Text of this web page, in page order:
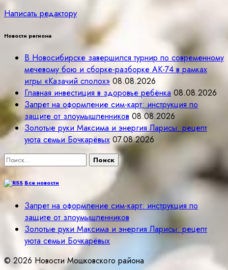
Написать редактору
Новости региона
В Новосибирске завершился турнир по современному
мечевому бою и сборке-разборке АК-74 в рамках
игры «Казачий сполох» 08.08.2026
Главная инвестиция в здоровье ребёнка 08.08.2026
Запрет на оформление сим-карт: инструкция по
защите от злоумышленников 08.08.2026
Золотые руки Максима и энергия Ларисы: рецепт
уюта семьи Бочкарёвых 07.08.2026
Найти:
Все новости
Запрет на оформление сим-карт: инструкция по
защите от злоумышленников
Золотые руки Максима и энергия Ларисы: рецепт
уюта семьи Бочкарёвых
© 2026 Новости Мошковского района